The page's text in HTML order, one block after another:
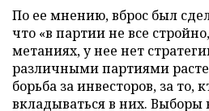
По ее мнению, вброс был
что «в партии не все
метаниях, у нее нет
различными партиями
борьба за инвесторов, за то,
вкладываться в них. Выборы